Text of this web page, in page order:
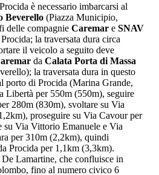
è necessario imbarcarsi al
Beverello (Piazza Municipio,
delle compagnie Caremar e SNAV
la traversata dura circa
il veicolo a seguito deve
da Calata Porta di Massa
la traversata dura in questo
porto di Procida (Marina Grande,
Libertà per 550m (550m), seguire
280m (830m), svoltare su Via
proseguire su Via Cavour per
su Via Vittorio Emanuele e Via
per 310m (2,2km), quindi
Procida per 1,1km (3,3km).
Lamartine, che confluisce in
fino al numero civico 6